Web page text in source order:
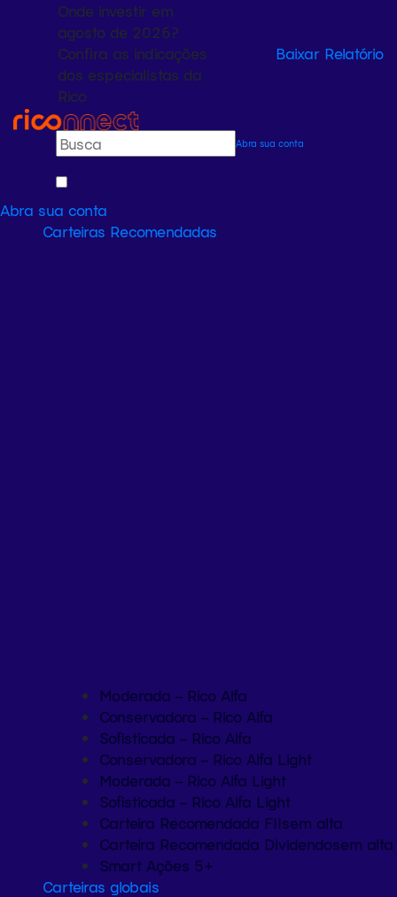
Onde investir em
agosto de 2026?
Confira as indicações
dos especialistas da
Rico
Baixar Relatório
Abra sua conta
Abra sua conta
Carteiras Recomendadas
Moderada – Rico Alfa
Conservadora – Rico Alfa
Sofisticada – Rico Alfa
Conservadora – Rico Alfa Light
Moderada – Rico Alfa Light
Sofisticada – Rico Alfa Light
Carteira Recomendada FIIsem alta
Carteira Recomendada Dividendosem alta
Smart Ações 5+
Carteiras globais